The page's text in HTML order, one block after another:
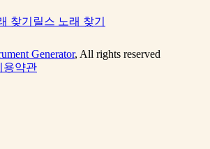
찾기 릴스 노래 찾기
Generator, All rights reserved
용약관